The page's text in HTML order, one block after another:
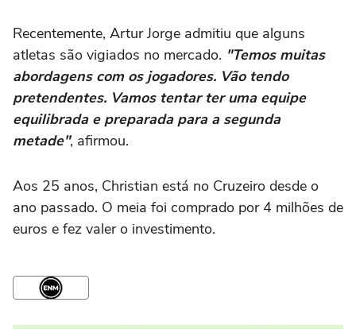
Recentemente, Artur Jorge admitiu que alguns
atletas são vigiados no mercado. "Temos muitas
abordagens com os jogadores. Vão tendo
pretendentes. Vamos tentar ter uma equipe
equilibrada e preparada para a segunda
metade", afirmou.
Aos 25 anos, Christian está no Cruzeiro desde o
ano passado. O meia foi comprado por 4 milhões de
euros e fez valer o investimento.